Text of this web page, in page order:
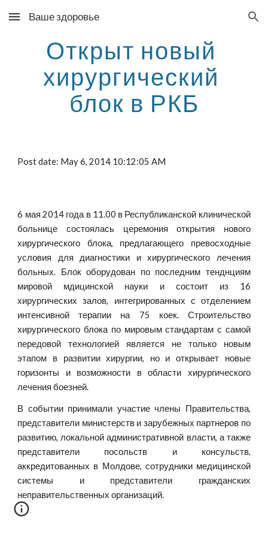
Skip to main content Skip to navigation
Ваше здоровье
Открыт новый
хирургический
блок в РКБ
Post date: May 6, 2014 10:12:05 AM
6 мая 2014 года в 11.00 в Республиканской клинической
больнице состоялась церемония открытия нового
хирургического блока, предлагающего превосходные
условия для диагностики и хирургического лечения
больных. Блок оборудован по последним тенднциям
мировой мдицинской науки и состоит из 16
хирургических залов, интегрированных с отделением
интенсивной терапии на 75 коек. Строительство
хирургического блока по мировым стандартам с самой
передовой технологией является не только новым
этапом в развитии хирургии, но и открывает новые
горизонты и возможности в области хирургического
лечения боезней.
В событии принимали участие члены Правительства,
представители министерств и зарубежных партнеров по
развитию, локальной административной власти, а также
представители посольств и консульств,
аккредитованных в Молдове, сотрудники медицинской
системы и представители гражданских
неправительственных организаций.